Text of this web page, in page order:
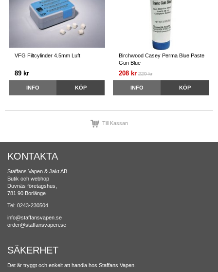
VFG Filtcylinder 4.5mm Luft
89 kr
INFO KÖP
Birchwood Casey Perma Blue Paste
Gun Blue
208 kr 229 kr
INFO KÖP
Till Kassan
KONTAKTA
Staffans Vapen & Jakt AB
Butik och webhop
Duvnäs företagshus,
781 90 Borlänge
Tel: 0243-230504
info@staffansvapen.se
order@staffansvapen.se
SÄKERHET
Det är tryggt och enkelt att handla hos Staffans Vapen.